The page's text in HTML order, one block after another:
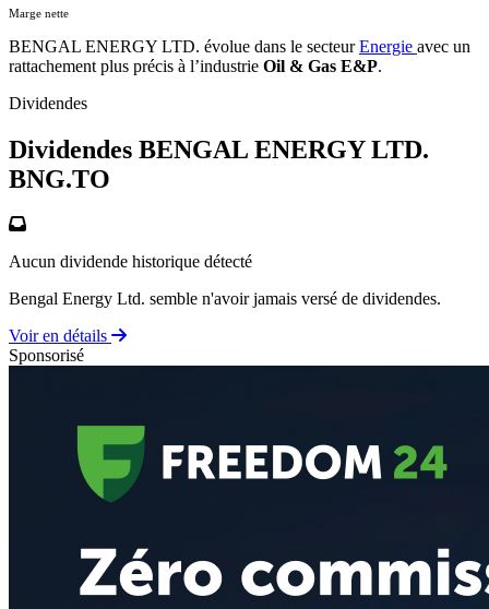
Marge nette
BENGAL ENERGY LTD. évolue dans le secteurEnergie avec un
rattachement plus précis à l’industrie Oil & Gas E&P.
Dividendes
Dividendes BENGAL ENERGY LTD.
BNG.TO
Aucun dividende historique détecté
Bengal Energy Ltd. semble n'avoir jamais versé de dividendes.
Voir en détails
Sponsorisé